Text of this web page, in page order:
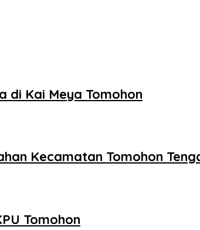
di Kai Meya Tomohon
Kecamatan Tomohon
Tomohon